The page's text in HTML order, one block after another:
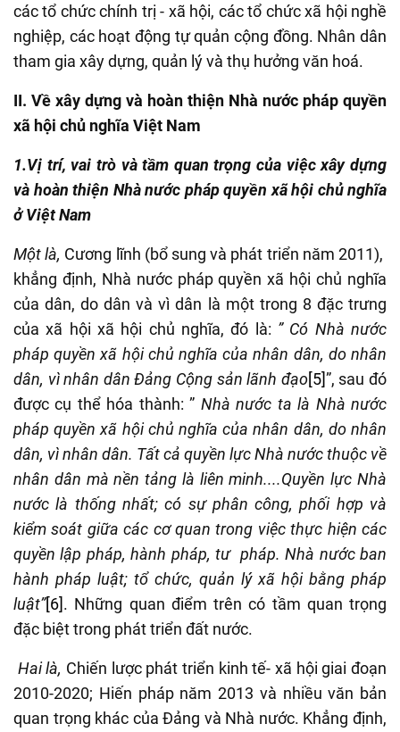
các tổ chức chính trị - xã hội, các tổ chức xã hội nghề
nghiệp, các hoạt động tự quản cộng đồng. Nhân dân
tham gia xây dựng, quản lý và thụ hưởng văn hoá.
II. Về xây dựng và hoàn thiện Nhà nước pháp quyền
xã hội chủ nghĩa Việt Nam
1.Vị trí, vai trò và tầm quan trọng của việc xây dựng
và hoàn thiện Nhà nước pháp quyền xã hội chủ nghĩa
ở Việt Nam
Một là, Cương lĩnh (bổ sung và phát triển năm 2011),
khẳng định, Nhà nước pháp quyền xã hội chủ nghĩa
của dân, do dân và vì dân là một trong 8 đặc trưng
của xã hội xã hội chủ nghĩa, đó là: ” Có Nhà nước
pháp quyền xã hội chủ nghĩa của nhân dân, do nhân
dân, vì nhân dân Đảng Cộng sản lãnh đạo[5]”, sau đó
được cụ thể hóa thành: ” Nhà nước ta là Nhà nước
pháp quyền xã hội chủ nghĩa của nhân dân, do nhân
dân, vì nhân dân. Tất cả quyền lực Nhà nước thuộc về
nhân dân mà nền tảng là liên minh....Quyền lực Nhà
nước là thống nhất; có sự phân công, phối hợp và
kiểm soát giữa các cơ quan trong việc thực hiện các
quyền lập pháp, hành pháp, tư pháp. Nhà nước ban
hành pháp luật; tổ chức, quản lý xã hội bằng pháp
luật”[6]. Những quan điểm trên có tầm quan trọng
đặc biệt trong phát triển đất nước.
Hai là, Chiến lược phát triển kinh tế- xã hội giai đoạn
2010-2020; Hiến pháp năm 2013 và nhiều văn bản
quan trọng khác của Đảng và Nhà nước. Khẳng định,